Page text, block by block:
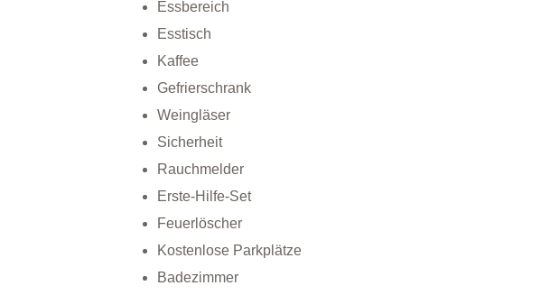
Essbereich
Esstisch
Kaffee
Gefrierschrank
Weingläser
Sicherheit
Rauchmelder
Erste-Hilfe-Set
Feuerlöscher
Kostenlose Parkplätze
Badezimmer